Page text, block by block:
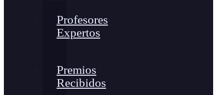
Profesores
Expertos
Premios
Recibidos